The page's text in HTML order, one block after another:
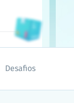
Desafios